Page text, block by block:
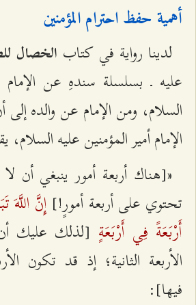
أهمية حفظ احترام المؤمنين
لدينا رواية في كتاب الخصال
علیه ـ بسلسلة سندهِ عن الإمام
السلام، ومن الإمام عن والده
الإمام أمير المؤمنين عليه السلام،
«[هناك أربعة أمور ينبغي أن
تحتوي على أربعة أمورٍ!] إِنَّ
أَرْبَعَةً فِي أَرْبَعَةٍ [لذلك عليك
الأربعة الثانية؛ إذ قد تكون
فيها]: